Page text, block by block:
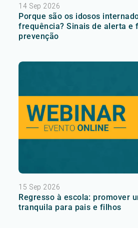
14 Sep 2026
Porque são os idosos
frequência? Sinais de alerta e
prevenção
15 Sep 2026
Regresso à escola: promover
tranquila para pais e filhos